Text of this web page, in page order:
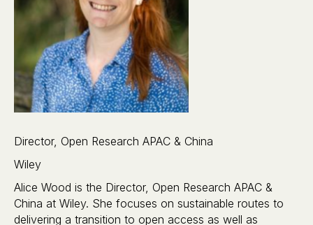
Director, Open Research APAC & China
Wiley
Alice Wood is the Director, Open Research APAC &
China at Wiley. She focuses on sustainable routes to
delivering a transition to open access as well as